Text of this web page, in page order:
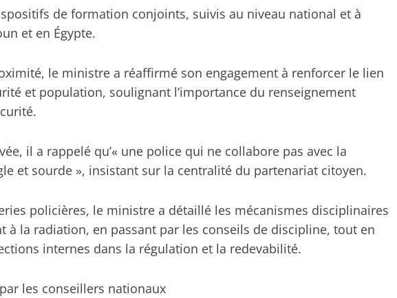
de formation conjoints, suivis au niveau national et à
et en Égypte.
le ministre a réaffirmé son engagement à renforcer le lien
et population, soulignant l’importance du renseignement
il a rappelé qu’« une police qui ne collabore pas avec la
et sourde », insistant sur la centralité du partenariat citoyen.
policières, le ministre a détaillé les mécanismes disciplinaires
à la radiation, en passant par les conseils de discipline, tout en
internes dans la régulation et la redevabilité.
les conseillers nationaux